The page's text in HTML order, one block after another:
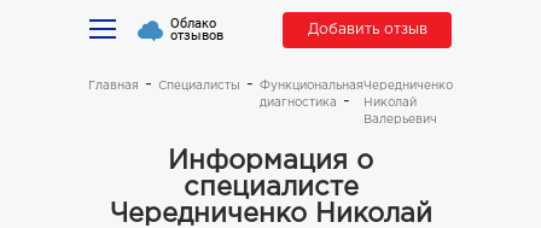
Облако
отзывов Добавить отзыв
Главная Специалисты
Функциональная
диагностика
Чередниченко
Николай
Валерьевич
Информация о
специалисте
Чередниченко Николай